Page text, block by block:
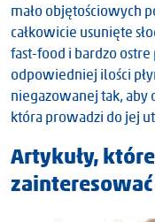
mało objętościowych
całkowicie usunięte
fast-food i bardzo
odpowiedniej ilości
niegazowanej tak, aby
która prowadzi do jej
Artykuły,
zainteresować